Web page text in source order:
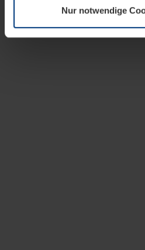
Datenschutzerklärungunserer
widerrufen.
Nur notwendige